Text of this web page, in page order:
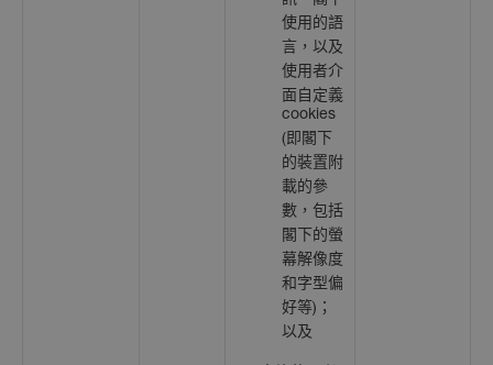
使用的語
言，以及
使用者介
面自定義
cookies
(即閣下
的裝置附
載的參
數，包括
閣下的螢
幕解像度
和字型偏
好等)；
以及